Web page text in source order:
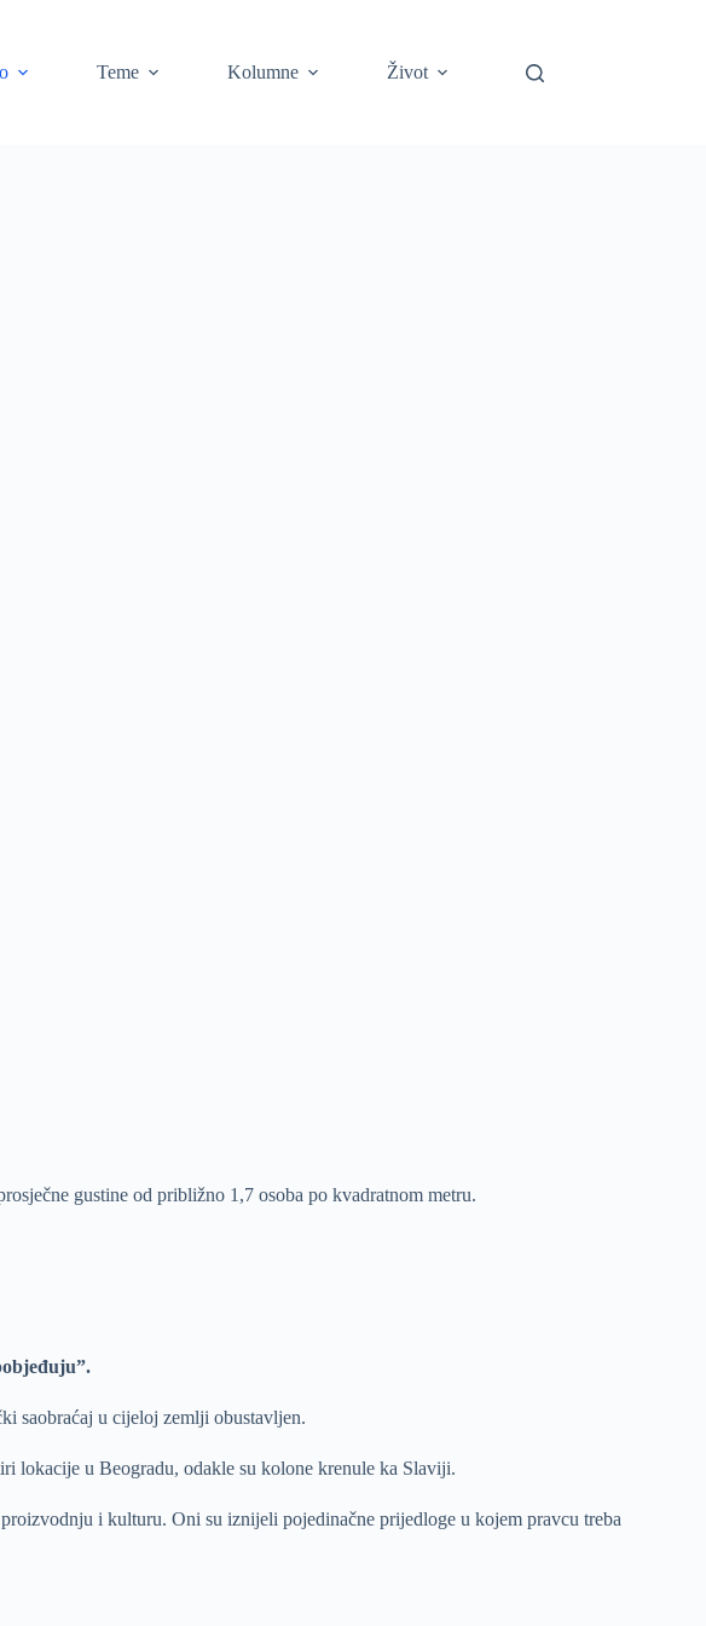
Teme Kolumne Život
gustine od približno 1,7 osoba po kvadratnom metru.
saobraćaj u cijeloj zemlji obustavljen.
lokacije u Beogradu, odakle su kolone krenule ka Slaviji.
i kulturu. Oni su iznijeli pojedinačne prijedloge u kojem pravcu treba